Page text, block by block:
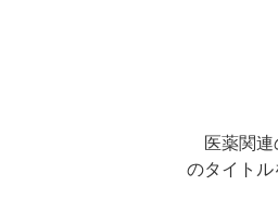
医薬関連
のタイト